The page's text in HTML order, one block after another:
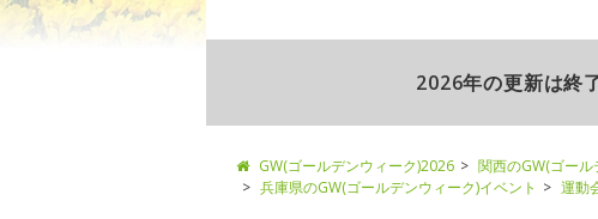
2026年の更新は終
GW(ゴールデンウィーク)2026 関西のGW(ゴー
兵庫県のGW(ゴールデンウィーク)イベント
運動